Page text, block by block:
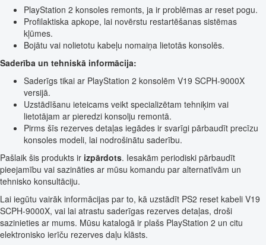
PlayStation 2 konsoles remonts, ja ir problēmas ar reset pogu.
Profilaktiska apkope, lai novērstu restartēšanas sistēmas
kļūmes.
Bojātu vai nolietotu kabeļu nomaiņa lietotās konsolēs.
Saderība un tehniskā informācija:
Saderīgs tikai ar PlayStation 2 konsolēm V19 SCPH-9000X
versijā.
Uzstādīšanu ieteicams veikt specializētam tehniķim vai
lietotājam ar pieredzi konsolju remontā.
Pirms šīs rezerves detaļas iegādes ir svarīgi pārbaudīt precīzu
konsoles modeli, lai nodrošinātu saderību.
Pašlaik šis produkts ir izpārdots. Iesakām periodiski pārbaudīt
pieejamību vai sazināties ar mūsu komandu par alternatīvām un
tehnisko konsultāciju.
Lai iegūtu vairāk informācijas par to, kā uzstādīt PS2 reset kabeli V19
SCPH-9000X, vai lai atrastu saderīgas rezerves detaļas, droši
sazinieties ar mums. Mūsu katalogā ir plašs PlayStation 2 un citu
elektronisko ierīču rezerves daļu klāsts.